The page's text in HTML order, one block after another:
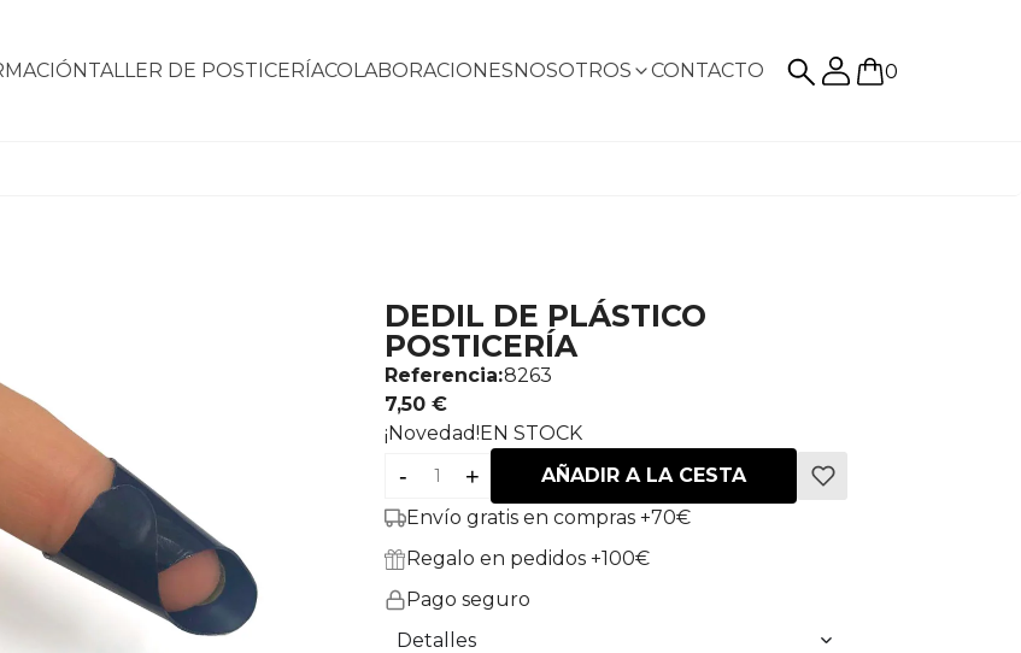
TALLER DE POSTICERÍACOLABORACIONESNOSOTROS CONTACTO 0
DEDIL DE PLÁSTICO
POSTICERÍA
Referencia:8263
7,50 €
¡Novedad!EN STOCK
- +
AÑADIR A LA CESTA
Envío gratis en compras +70€
Regalo en pedidos +100€
Pago seguro
Detalles